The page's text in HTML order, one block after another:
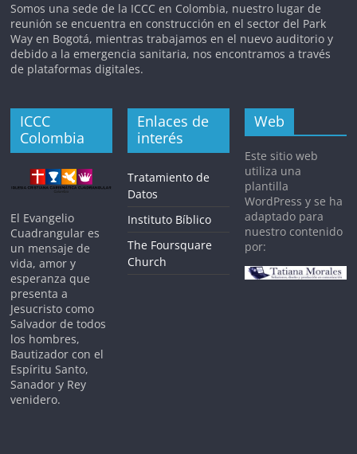
Somos una sede de la ICCC en Colombia, nuestro lugar de
reunión se encuentra en construcción en el sector del Park
Way en Bogotá, mientras trabajamos en el nuevo auditorio y
debido a la emergencia sanitaria, nos encontramos a través
de plataformas digitales.
ICCC
Colombia
El Evangelio
Cuadrangular es
un mensaje de
vida, amor y
esperanza que
presenta a
Jesucristo como
Salvador de todos
los hombres,
Bautizador con el
Espíritu Santo,
Sanador y Rey
venidero.
Enlaces de
interés
Tratamiento de
Datos
Instituto Bíblico
The Foursquare
Church
Web
Este sitio web
utiliza una
plantilla
WordPress y se ha
adaptado para
nuestro contenido
por: